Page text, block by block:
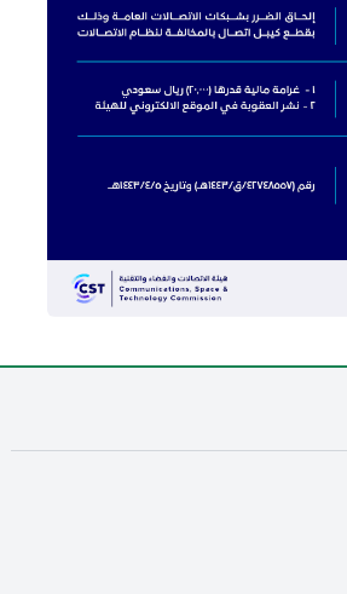
opens in
opens